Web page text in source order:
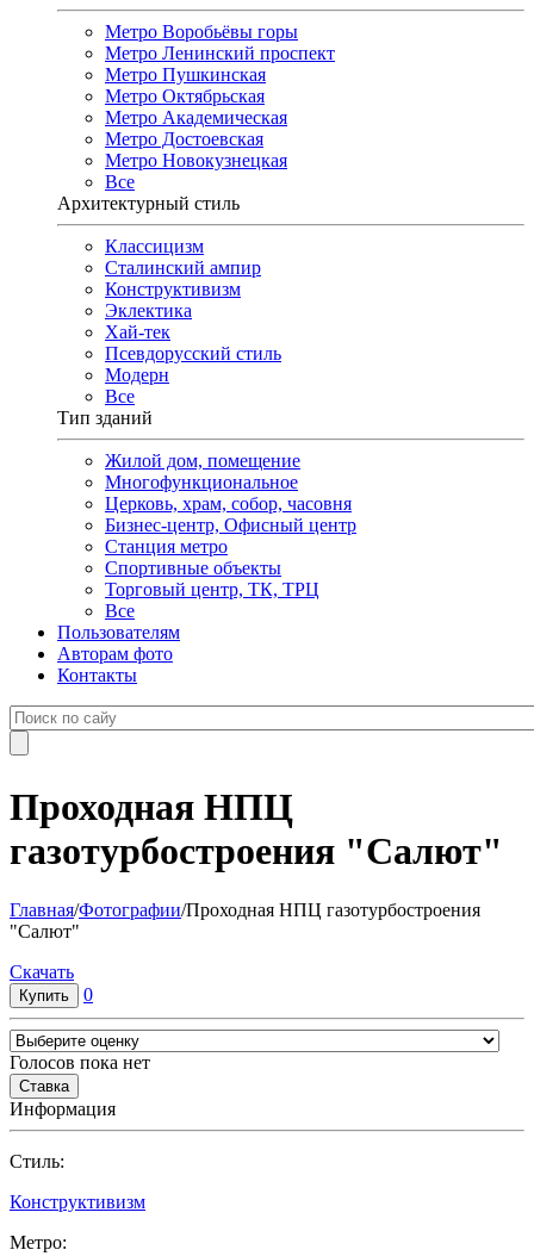
Метро Воробьёвы горы
Метро Ленинский проспект
Метро Пушкинская
Метро Октябрьская
Метро Академическая
Метро Достоевская
Метро Новокузнецкая
Все
Архитектурный стиль
Классицизм
Сталинский ампир
Конструктивизм
Эклектика
Хай-тек
Псевдорусский стиль
Модерн
Все
Тип зданий
Жилой дом, помещение
Многофункциональное
Церковь, храм, собор, часовня
Бизнес-центр, Офисный центр
Станция метро
Спортивные объекты
Торговый центр, ТК, ТРЦ
Все
Пользователям
Авторам фото
Контакты
Проходная НПЦ
газотурбостроения "Салют"
Главная/Фотографии/Проходная НПЦ газотурбостроения
"Салют"
Cкачать
0
Голосов пока нет
Информация
Cтиль:
Конструктивизм
Метро: